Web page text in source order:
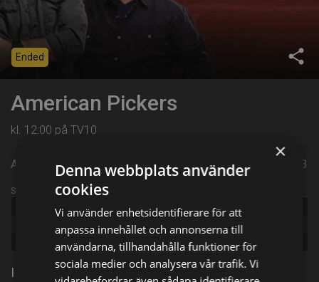
share
Ended
American Pickers
kl. 12:00 på TV10
Amerikansk realityserie från 2015 | Episode 18 | Säsong 13
Sändningsinformation
Publicerad:
Best of: Rusty Gold & Rock n' Roll
Entertainment
I serien får vi följa antikvitets- och
×
Denna webbplats använder
cookies
Vi använder enhetsidentifierare för att
anpassa innehållet och annonserna till
användarna, tillhandahålla funktioner för
sociala medier och analysera vår trafik. Vi